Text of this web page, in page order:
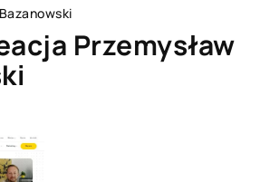
Przemysław